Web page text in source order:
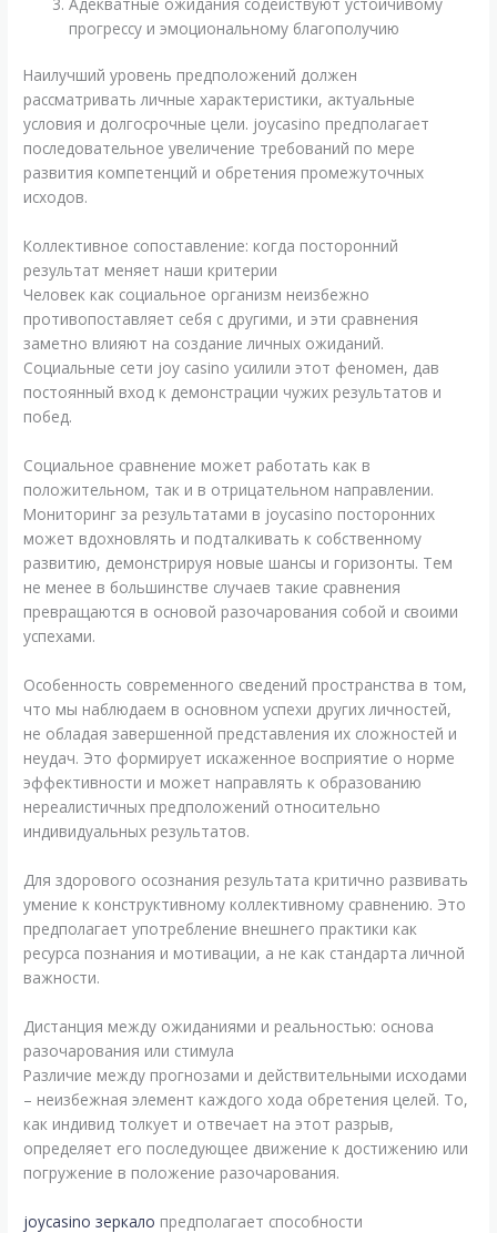
прогрессу и эмоциональному благополучию
Наилучший уровень предположений должен
рассматривать личные характеристики, актуальные
условия и долгосрочные цели. joycasino предполагает
последовательное увеличение требований по мере
развития компетенций и обретения промежуточных
исходов.
Коллективное сопоставление: когда посторонний
результат меняет наши критерии
Человек как социальное организм неизбежно
противопоставляет себя с другими, и эти сравнения
заметно влияют на создание личных ожиданий.
Социальные сети joy casino усилили этот феномен, дав
постоянный вход к демонстрации чужих результатов и
побед.
Социальное сравнение может работать как в
положительном, так и в отрицательном направлении.
Мониторинг за результатами в joycasino посторонних
может вдохновлять и подталкивать к собственному
развитию, демонстрируя новые шансы и горизонты. Тем
не менее в большинстве случаев такие сравнения
превращаются в основой разочарования собой и своими
успехами.
Особенность современного сведений пространства в том,
что мы наблюдаем в основном успехи других личностей,
не обладая завершенной представления их сложностей и
неудач. Это формирует искаженное восприятие о норме
эффективности и может направлять к образованию
нереалистичных предположений относительно
индивидуальных результатов.
Для здорового осознания результата критично развивать
умение к конструктивному коллективному сравнению. Это
предполагает употребление внешнего практики как
ресурса познания и мотивации, а не как стандарта личной
важности.
Дистанция между ожиданиями и реальностью: основа
разочарования или стимула
Различие между прогнозами и действительными исходами
– неизбежная элемент каждого хода обретения целей. То,
как индивид толкует и отвечает на этот разрыв,
определяет его последующее движение к достижению или
погружение в положение разочарования.
joycasino зеркало предполагает способности